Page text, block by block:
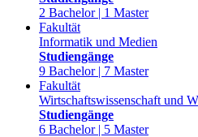
2 Bachelor | 1 Master
Fakultät
Informatik und Medien
Studiengänge
9 Bachelor | 7 Master
Fakultät
Wirtschaftswissenschaft und
Studiengänge
6 Bachelor | 5 Master